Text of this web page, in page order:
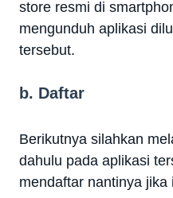
store resmi di
mengunduh aplikasi
tersebut.
b. Daftar
Berikutnya silahkan
dahulu pada aplikasi
mendaftar nantinya jika